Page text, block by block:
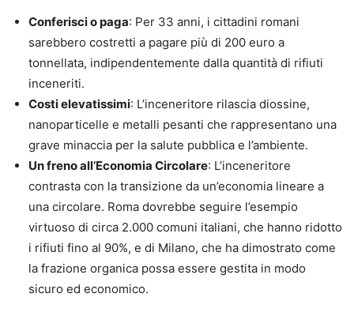
Conferisci o paga: Per 33 anni, i cittadini romani
sarebbero costretti a pagare più di 200 euro a
tonnellata, indipendentemente dalla quantità di rifiuti
inceneriti.
Costi elevatissimi: L’inceneritore rilascia diossine,
nanoparticelle e metalli pesanti che rappresentano una
grave minaccia per la salute pubblica e l’ambiente.
Un freno all’Economia Circolare: L’inceneritore
contrasta con la transizione da un’economia lineare a
una circolare. Roma dovrebbe seguire l’esempio
virtuoso di circa 2.000 comuni italiani, che hanno ridotto
i rifiuti fino al 90%, e di Milano, che ha dimostrato come
la frazione organica possa essere gestita in modo
sicuro ed economico.